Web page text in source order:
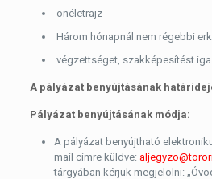
önéletrajz
Három hónapnál nem régebbi
végzettséget, szakképesítést
A pályázat benyújtásának
Pályázat benyújtásának módja:
A pályázat benyújtható
mail címre küldve:
tárgyában kérjük megjelölni: